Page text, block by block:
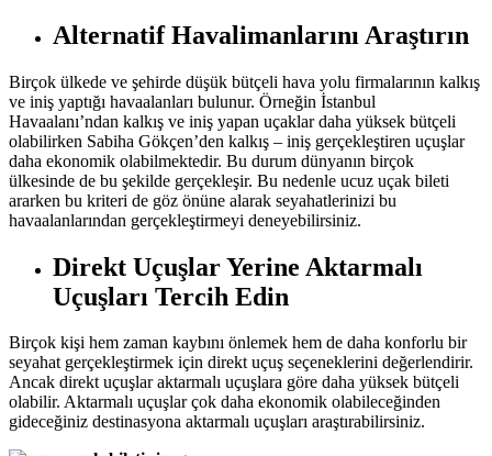
Alternatif Havalimanlarını Araştırın
Birçok ülkede ve şehirde düşük bütçeli hava yolu firmalarının kalkış
ve iniş yaptığı havaalanları bulunur. Örneğin İstanbul
Havaalanı’ndan kalkış ve iniş yapan uçaklar daha yüksek bütçeli
olabilirken Sabiha Gökçen’den kalkış – iniş gerçekleştiren uçuşlar
daha ekonomik olabilmektedir. Bu durum dünyanın birçok
ülkesinde de bu şekilde gerçekleşir. Bu nedenle ucuz uçak bileti
ararken bu kriteri de göz önüne alarak seyahatlerinizi bu
havaalanlarından gerçekleştirmeyi deneyebilirsiniz.
Direkt Uçuşlar Yerine Aktarmalı
Uçuşları Tercih Edin
Birçok kişi hem zaman kaybını önlemek hem de daha konforlu bir
seyahat gerçekleştirmek için direkt uçuş seçeneklerini değerlendirir.
Ancak direkt uçuşlar aktarmalı uçuşlara göre daha yüksek bütçeli
olabilir. Aktarmalı uçuşlar çok daha ekonomik olabileceğinden
gideceğiniz destinasyona aktarmalı uçuşları araştırabilirsiniz.